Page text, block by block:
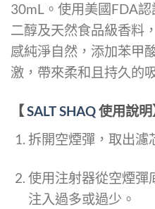
30mL。使用美國FDA
二醇及天然食品級香料
感純淨自然，添加苯甲
激，帶來柔和且持久的
【 SALT SHAQ使用說明
拆開空煙彈，取出濾
使用注射器從空煙彈
注入過多或過少。